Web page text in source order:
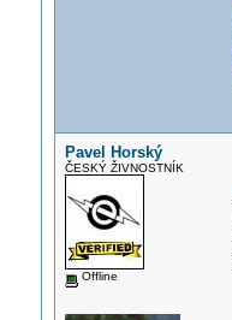
Pavel Horský
ČESKÝ ŽIVNOSTNÍK
Offline